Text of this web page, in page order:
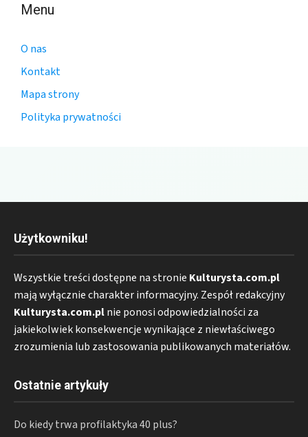
Menu
O nas
Kontakt
Mapa strony
Polityka prywatności
Użytkowniku!
Wszystkie treści dostępne na stronie Kulturysta.com.pl
mają wyłącznie charakter informacyjny. Zespół redakcyjny
Kulturysta.com.plnie ponosi odpowiedzialności za
jakiekolwiek konsekwencje wynikające z niewłaściwego
zrozumienia lub zastosowania publikowanych materiałów.
Ostatnie artykuły
Do kiedy trwa profilaktyka 40 plus?